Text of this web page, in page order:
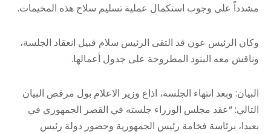
مشدداً على وجوب استكمال عملية تسليم سلاح هذه المخيمات.
وكان الرئيس عون قد التقى الرئيس سلام قبيل انعقاد الجلسة،
وناقش معه البنود المطروحة على جدول أعمالها.
البيان: وبعد انتهاء الجلسة، اذاع وزير الاعلام بول مرقص البيان
التالي: “عقد مجلس الوزراء جلسته في القصر الجمهوري في
بعبدا، برئاسة فخامة رئيس الجمهورية وحضور دولة رئيس